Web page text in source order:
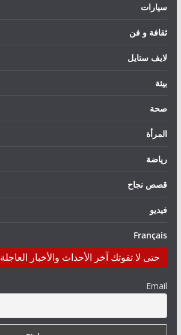
سيارات
ثقافة و فن
لايف ستايل
بيئة
صحة
المرأة
رياضة
قصص نجاح
فيديو
Français
حتى لا تفوتك آخر الأحداث والأخبار العاجلة
Email